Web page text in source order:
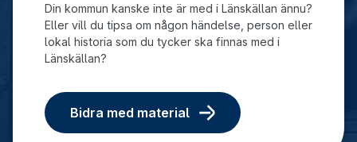
Din kommun kanske inte är med i Länskällan ännu?
Eller vill du tipsa om någon händelse, person eller
lokal historia som du tycker ska finnas med i
Länskällan?
Bidra med material